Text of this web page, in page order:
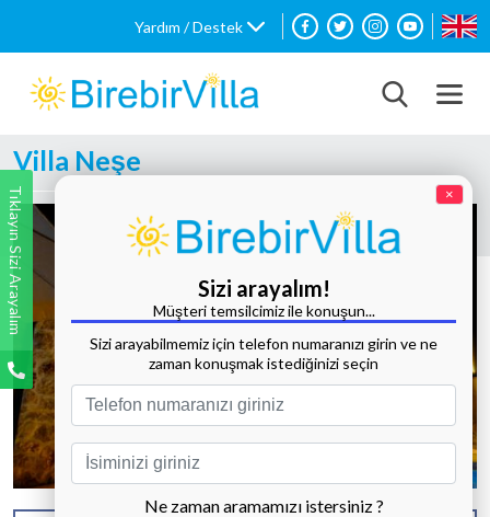
Yardım / Destek
Villa Neşe
Tüm Fotoğrafları Göster
Tıklayın Sizi Arayalım ×
Sizi arayalım!
Müşteri temsilcimiz ile konuşun...
Sizi arayabilmemiz için telefon numaranızı girin ve ne
zaman konuşmak istediğinizi seçin
Ne zaman aramamızı istersiniz ?